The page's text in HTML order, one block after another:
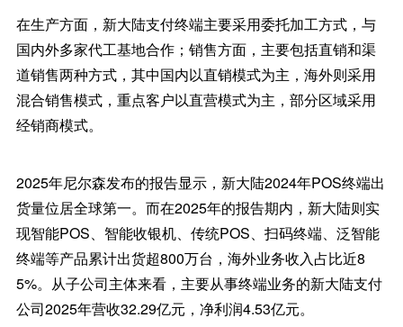
在生产方面，新大陆支付终端主要采用委托加工方式，与
国内外多家代工基地合作；销售方面，主要包括直销和渠
道销售两种方式，其中国内以直销模式为主，海外则采用
混合销售模式，重点客户以直营模式为主，部分区域采用
经销商模式。
2025年尼尔森发布的报告显示，新大陆2024年POS终端出
货量位居全球第一。而在2025年的报告期内，新大陆则实
现智能POS、智能收银机、传统POS、扫码终端、泛智能
终端等产品累计出货超800万台，海外业务收入占比近8
5%。从子公司主体来看，主要从事终端业务的新大陆支付
公司2025年营收32.29亿元，净利润4.53亿元。